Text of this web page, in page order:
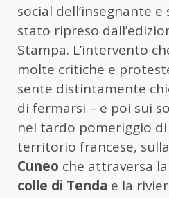
social dell’insegnante e
stato ripreso
Stampa. L’intervento
molte critiche e
sente distintamente
di fermarsi – e poi sui
nel tardo pomeriggio
territorio francese,
Cuneo che attraversa
colle di Tenda e la